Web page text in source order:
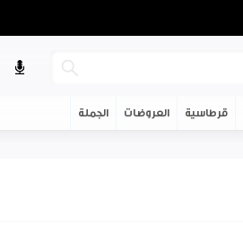
قرطاسية العروضات الجملة